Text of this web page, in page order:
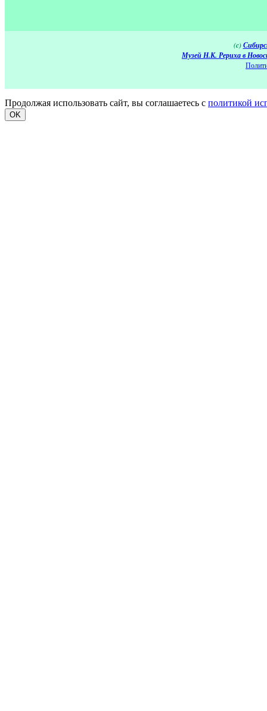
(c)
Музей Н.К. Рериха в
Продолжая использовать сайт, вы соглашаетесь с политикой
OK